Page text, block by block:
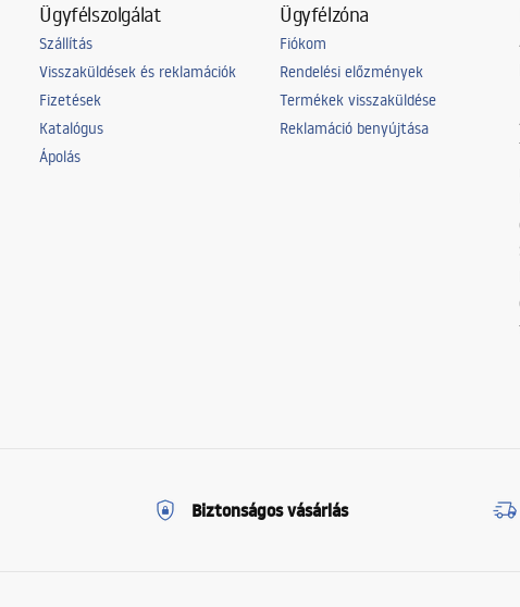
Ügyfélszolgálat
Szállítás
Visszaküldések és reklamációk
Fizetések
Katalógus
Ápolás
Ügyfélzóna
Fiókom
Rendelési előzmények
Termékek visszaküldése
Reklamáció benyújtása
Biztonságos vásárlás